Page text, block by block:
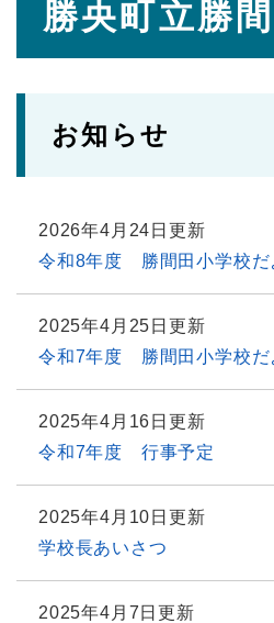
勝央町立勝
お知らせ
2026年4月24日更新
令和8年度 勝間田小学校だ
2025年4月25日更新
令和7年度 勝間田小学校だ
2025年4月16日更新
令和7年度 行事予定
2025年4月10日更新
学校長あいさつ
2025年4月7日更新